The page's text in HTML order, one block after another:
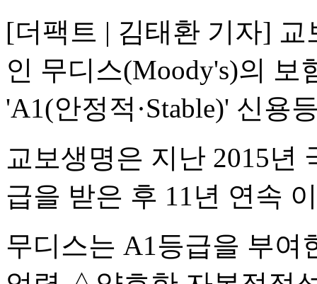
[더팩트 | 김태환 기자]
인 무디스(Moody's)의 보
'A1(안정적·Stable)' 신용
교보생명은 지난 2015년
급을 받은 후 11년 연속
무디스는 A1등급을 부